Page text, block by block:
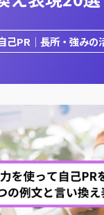
己PR｜長所・強みの